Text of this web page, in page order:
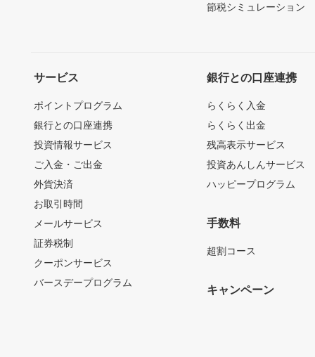
節税シミュレーション
サービス
ポイントプログラム
銀行との口座連携
投資情報サービス
ご入金・ご出金
外貨決済
お取引時間
メールサービス
証券税制
クーポンサービス
バースデープログラム
銀行との口座連携
らくらく入金
らくらく出金
残高表示サービス
投資あんしんサービス
ハッピープログラム
手数料
超割コース
キャンペーン